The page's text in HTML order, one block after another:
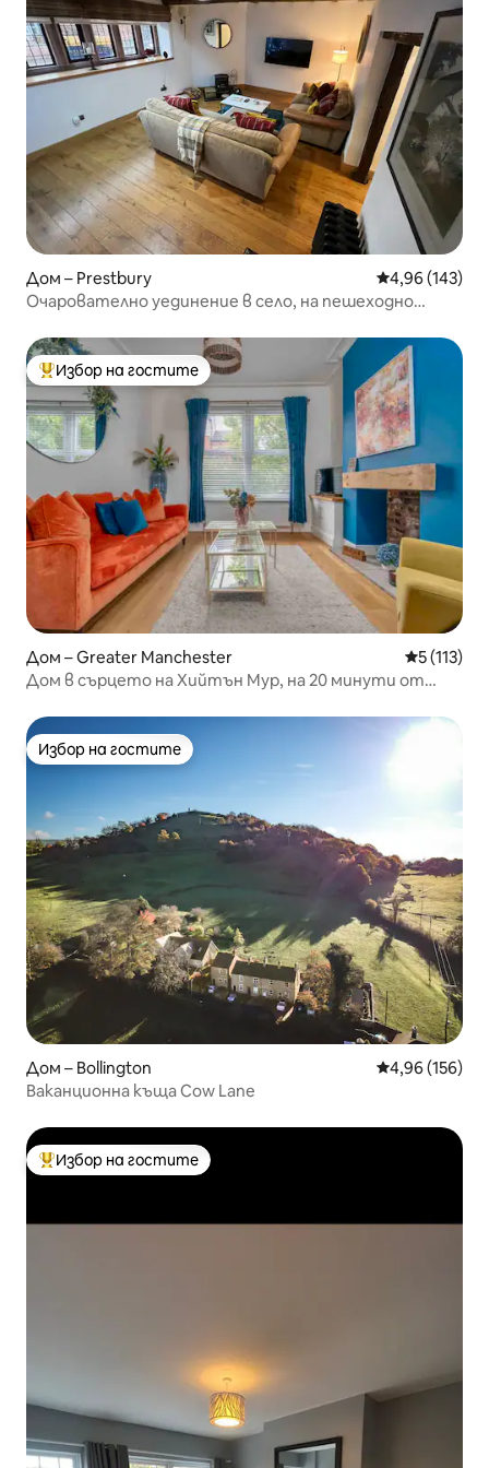
Дом – Prestbury Средна
4,96 (143)
Очарователно уединение в село, на пешеходно
Най-популярен избор на гостите
Избор на гостите
Дом – Greater Manchester Средна
5 (113)
Дом в сърцето на Хийтън Мур, на 20 минути от
Избор на гостите
Избор на гостите
Дом – Bollington Средна
4,96 (156)
Ваканционна къща Cow Lane
Най-популярен избор на гостите
Избор на гостите